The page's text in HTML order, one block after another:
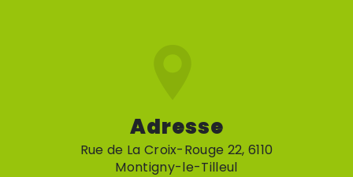
Adresse
Rue de La Croix-Rouge 22, 6110
Montigny-le-Tilleul